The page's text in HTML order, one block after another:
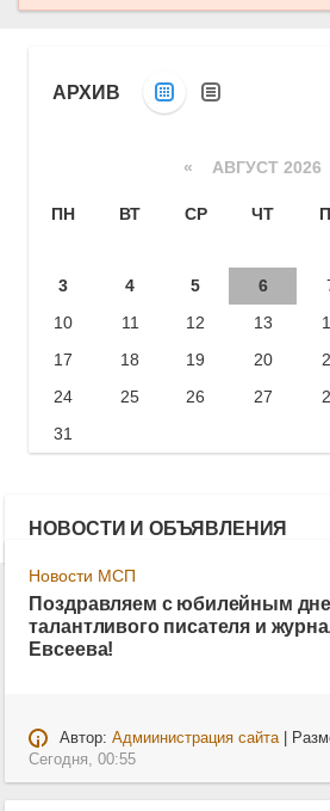
АРХИВ
« АВГУСТ
ПН ВТ СР ЧТ
3
4 5 6
10
11 12 13
17
18 19 20
24
25 26 27
31
НОВОСТИ И ОБЪЯВЛЕНИЯ
Новости МСП
Поздравляем с юбилейным
талантливого писателя и
Евсеева!
Автор: Адмиинистрация сайта|
Сегодня, 00:55